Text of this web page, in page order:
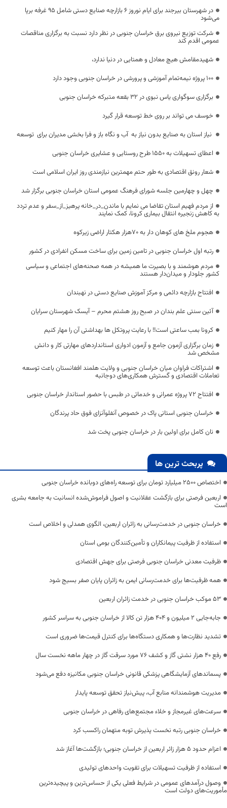
در شهرستان بیرجند برای ایام نوروز ۶ بازارچه صنایع دستی شامل ۹۵ غرفه برپا
می‌شود
شرکت توزیع نیروی برق خراسان جنوبی در نظر دارد نسبت به برگزاری مناقصات
عمومی اقدم کند
شهیدمقامش هیچ معادل و همتایی در دنیا ندارد،
۱۰۰ پروژه نیمه‌تمام آموزشی و پرورشی در خراسان جنوبی وجود دارد
برگزاری سوگواری یاس نبوی در ۳۲ بقعه متبرکه خراسان جنوبی
خوسف می تواند بر روی خط توسعه قرار گیرد
نیاز استان به صنایع بدون نیاز به آب و نگاه باز و فرا بخشی مدیران برای توسعه
اعطای تسهیلات به ۱۵۵۰ طرح روستایی و عشایری خراسان جنوبی
شعار رونق اقتصادی به طور حتم مهمترین نیازمندی روز ایران اسلامی است
چهل و چهارمین جلسه شورای فرهنگ عمومی استان خراسان جنوبی برگزار شد
از مردم فهیم استان تقاضا می نمایم با ماندن_در_خانه پرهیز_از_سفر و عدم تردد
به کاهش زنجیره انتقال بیماری کرونا، کمک نمایند
هجوم ملخ های کوهان دار به ۷۰هزار هکتار اراضی زیرکوه
رتبه اول خراسان جنوبی در تامین زمین برای ساخت مسکن انفرادی در کشور
مردم هوشمند و با بصیرت ما همیشه در همه صحنه‌های اجتماعی و سیاسی
کشور جلودار و میدان‌‎دار هستند
افتتاح بازارچه دائمی و مرکز آموزش صنایع دستی در نهبندان
آئین سنتی علم بندان در صبح روز هشتم محرم – آیسک شهرستان سرایان
کرونا بمب ساعتی است!! با رعایت پروتکل ها بهداشتی آن را مهار کنیم
زمان برگزاری آزمون جامع و آزمون ادواری استانداردهای مهارتی کار و دانش
مشخص شد
اشتراکات فراوان میان خراسان جنوبی و ولایت هلمند افغانستان باعث توسعه
تعاملات اقتصادی و گسترش همکاری‌های دوجانبه
افتتاح ۷۲ پروژه عمرانی و خدماتی در طبس با حضور استاندار خراسان جنوبی
خراسان جنوبی استانی پاک در خصوص آنفلوآنزای فوق حاد پرندگان‌
نان کامل برای اولین بار در خراسان جنوبی پخت شد
پربحث ترین ها
اختصاص 2500 میلیارد تومان برای توسعه راه‌های دوبانده خراسان جنوبی
اربعین فرصتی برای بازگشت عقلانیت و اصول فراموش‌شده انسانیت به جامعه بشری
است
خراسان جنوبی در خدمت‌رسانی به زائران اربعین، الگوی همدلی و اخلاص است
استفاده از ظرفیت پیمانکاران و تأمین‌کنندگان بومی استان
ظرفیت معدنی خراسان جنوبی فرصتی برای جهش اقتصادی
همه ظرفیت‌ها برای خدمت‌رسانی ایمن به زائران پایان صفر بسیج شود
53 موکب خراسان جنوبی در خدمت زائران اربعین
جابه‌جایی 2 میلیون و 404 هزار تن کالا از خراسان جنوبی به سراسر کشور
تشدید نظارت‌ها و همکاری دستگاه‌ها برای کنترل قیمت‌ها ضروری است
رفع 40 هزار نشتی گاز و کشف 76 مورد سرقت گاز در چهار ماهه نخست سال
پسماندهای آزمایشگاهی پزشکی قانونی خراسان جنوبی مکانیزه دفع می‌شود
مدیریت هوشمندانه منابع آب، پیش‌نیاز تحقق توسعه پایدار
سرعت‌های غیرمجاز و خلاء مجتمع‌های رفاهی در خراسان جنوبی
خراسان جنوبی رتبه نخست پذیرش توبه متهمان راکسب کرد
اعزام حدود 5 هزار زائر اربعین از خراسان جنوبی؛ بازگشت‌ها آغاز شد
استفاده از ظرفیت تسهیلات برای تقویت واحدهای تولیدی
وصول درآمدهای عمومی در شرایط فعلی یکی از حساس‌ترین و پیچیده‌ترین
مأموریت‌های دولت است